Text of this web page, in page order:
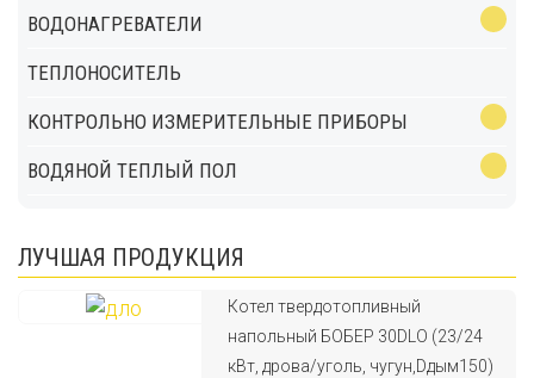
ВОДОНАГРЕВАТЕЛИ
ТЕПЛОНОСИТЕЛЬ
КОНТРОЛЬНО ИЗМЕРИТЕЛЬНЫЕ ПРИБОРЫ
ВОДЯНОЙ ТЕПЛЫЙ ПОЛ
ЛУЧШАЯ ПРОДУКЦИЯ
Котел твердотопливный
напольный БОБЕР 30DLO (23/24
кВт, дрова/уголь, чугун,Dдым150)